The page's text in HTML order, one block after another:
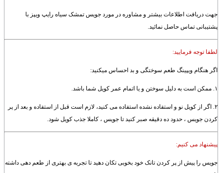
جهت دریافت اطلاعات بیشتر و مشاوره در مورد جویس تمشک سیاه رایپ ویپز با
پشتیبانی تماس حاصل نمائید.
لطفا توجه فرمایید:
اگر هنگام ویپینگ طعم سوختگی و بد احساس میکنید:
۱. ممکن است به دلیل سوختن و یا اتمام عمر کویل شما باشد.
۲. اگر از کویل نو و استفاده نشده استفاده می کنید، لازم است قبل از استفاده و بعد از پر
کردن جویس ، حدود ده دقیقه صبر کنید تا جویس ، کاملا جذب کویل شود.
پیشنهاد می کنیم:
جویس را پیش از پر کردن تانک خود بخوبی تکان دهید تا تجربه ی بهتری از طعم دهی داشته